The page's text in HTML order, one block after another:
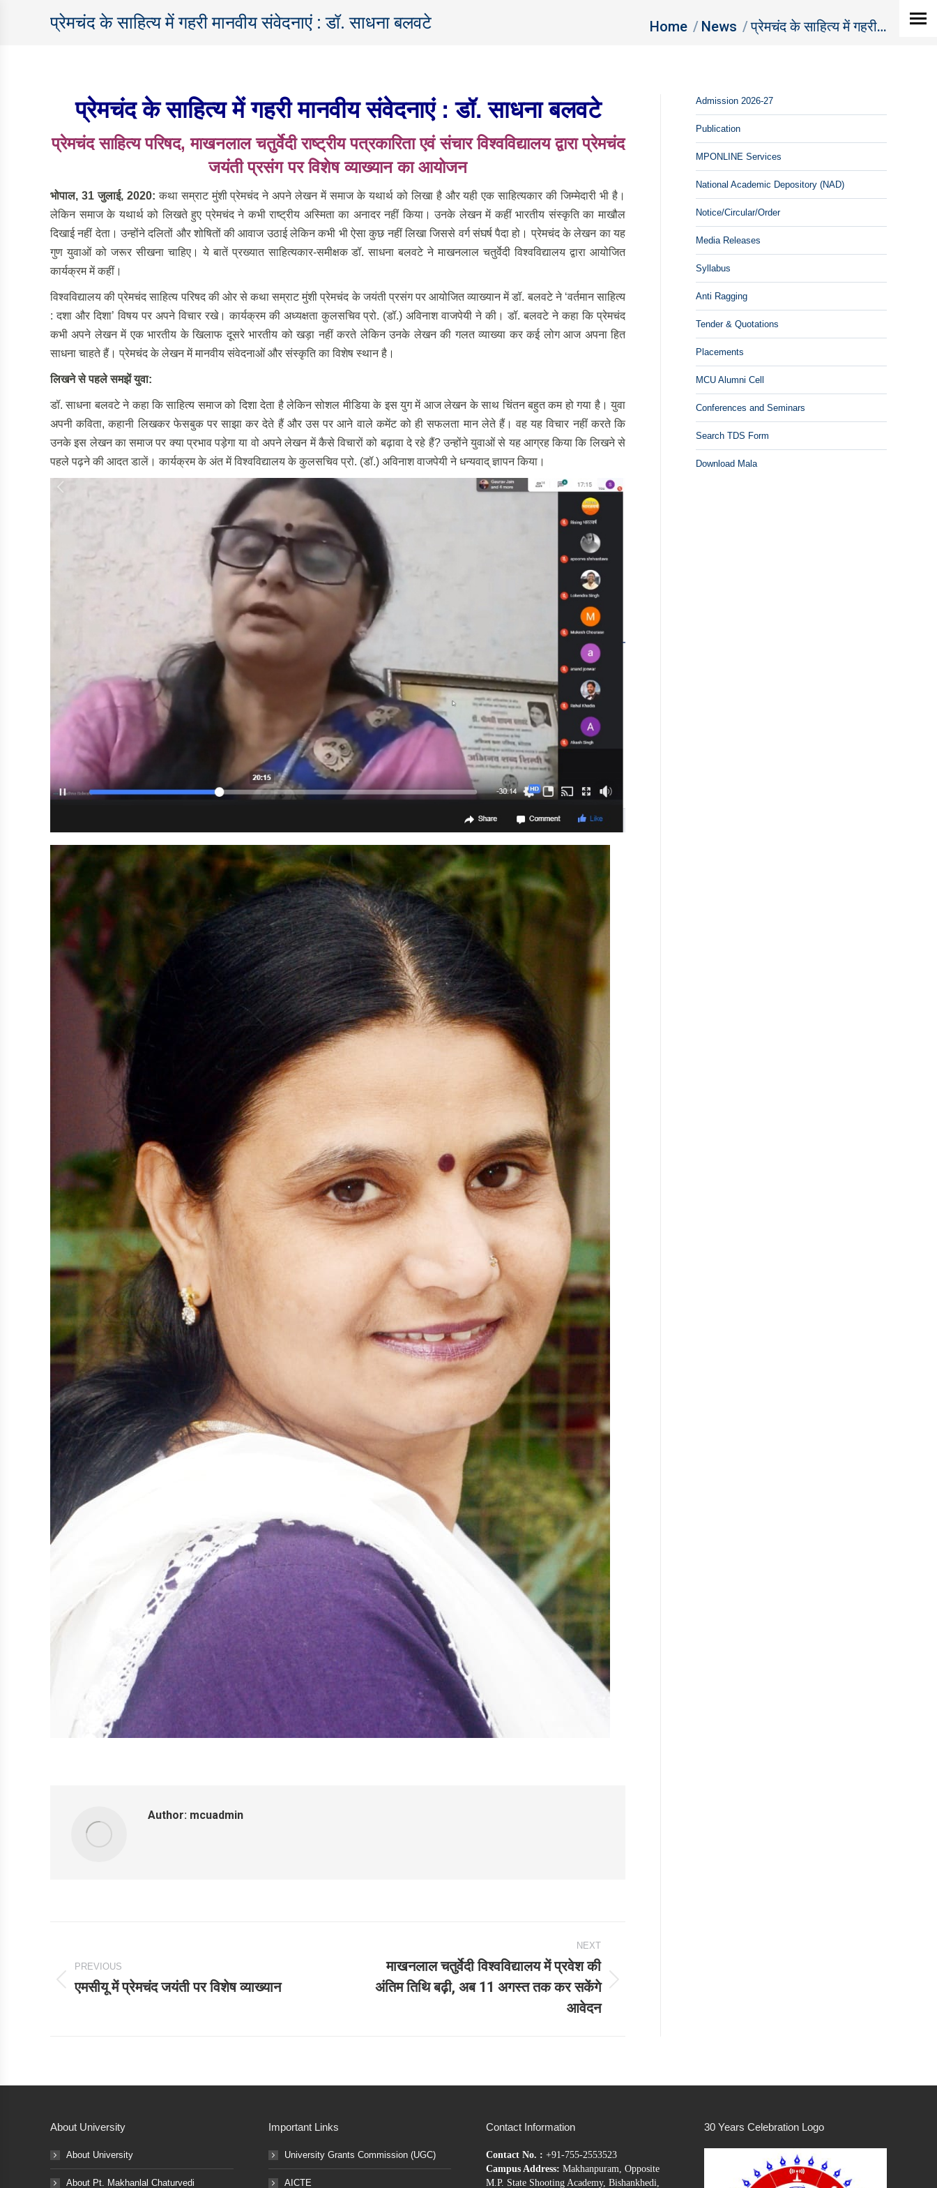
प्रेमचंद के साहित्य में गहरी मानवीय संवेदनाएं : डॉ. साधना बलवटे You are here:
Home News प्रेमचंद के साहित्य में गहरी…
प्रेमचंद के साहित्य में गहरी मानवीय संवेदनाएं : डॉ. साधना बलवटे
प्रेमचंद साहित्य परिषद, माखनलाल चतुर्वेदी राष्ट्रीय पत्रकारिता एवं संचार विश्वविद्यालय द्वारा प्रेमचंद
जयंती प्रसंग पर विशेष व्याख्यान का आयोजन
भोपाल, 31 जुलाई, 2020: कथा सम्राट मुंशी प्रेमचंद ने अपने लेखन में समाज के यथार्थ को लिखा है और यही एक साहित्यकार की जिम्मेदारी भी है।
लेकिन समाज के यथार्थ को लिखते हुए प्रेमचंद ने कभी राष्ट्रीय अस्मिता का अनादर नहीं किया। उनके लेखन में कहीं भारतीय संस्कृति का माखौल
दिखाई नहीं देता। उन्होंने दलितों और शोषितों की आवाज उठाई लेकिन कभी भी ऐसा कुछ नहीं लिखा जिससे वर्ग संघर्ष पैदा हो। प्रेमचंद के लेखन का यह
गुण युवाओं को जरूर सीखना चाहिए। ये बातें प्रख्यात साहित्यकार-समीक्षक डॉ. साधना बलवटे ने माखनलाल चतुर्वेदी विश्वविद्यालय द्वारा आयोजित
कार्यक्रम में कहीं।
विश्वविद्यालय की प्रेमचंद साहित्य परिषद की ओर से कथा सम्राट मुंशी प्रेमचंद के जयंती प्रसंग पर आयोजित व्याख्यान में डॉ. बलवटे ने ‘वर्तमान साहित्य
: दशा और दिशा’ विषय पर अपने विचार रखे। कार्यक्रम की अध्यक्षता कुलसचिव प्रो. (डॉ.) अविनाश वाजपेयी ने की। डॉ. बलवटे ने कहा कि प्रेमचंद
कभी अपने लेखन में एक भारतीय के खिलाफ दूसरे भारतीय को खड़ा नहीं करते लेकिन उनके लेखन की गलत व्याख्या कर कई लोग आज अपना हित
साधना चाहते हैं। प्रेमचंद के लेखन में मानवीय संवेदनाओं और संस्कृति का विशेष स्थान है।
लिखने से पहले समझें युवा:
डॉ. साधना बलवटे ने कहा कि साहित्य समाज को दिशा देता है लेकिन सोशल मीडिया के इस युग में आज लेखन के साथ चिंतन बहुत कम हो गया है। युवा
अपनी कविता, कहानी लिखकर फेसबुक पर साझा कर देते हैं और उस पर आने वाले कमेंट को ही सफलता मान लेते हैं। वह यह विचार नहीं करते कि
उनके इस लेखन का समाज पर क्या प्रभाव पड़ेगा या वो अपने लेखन में कैसे विचारों को बढ़ावा दे रहे हैं? उन्होंने युवाओं से यह आग्रह किया कि लिखने से
पहले पढ़ने की आदत डालें। कार्यक्रम के अंत में विश्वविद्यालय के कुलसचिव प्रो. (डॉ.) अविनाश वाजपेयी ने धन्यवाद् ज्ञापन किया।
Author: mcuadmin
navigation
PREVIOUS
Previous
एमसीयू में प्रेमचंद जयंती पर विशेष व्याख्यान
NEXT
Next
माखनलाल चतुर्वेदी विश्वविद्यालय में प्रवेश की
अंतिम तिथि बढ़ी, अब 11 अगस्त तक कर सकेंगे
आवेदन
Admission 2026-27
Publication
MPONLINE Services
National Academic Depository (NAD)
Notice/Circular/Order
Media Releases
Syllabus
Anti Ragging
Tender & Quotations
Placements
MCU Alumni Cell
Conferences and Seminars
Search TDS Form
Download Mala
About University
About University
About Pt. Makhanlal Chaturvedi
Important Links
University Grants Commission (UGC)
AICTE
Contact Information
Contact No. : +91-755-2553523
Campus Address: Makhanpuram, Opposite
M.P. State Shooting Academy, Bishankhedi,
30 Years Celebration Logo